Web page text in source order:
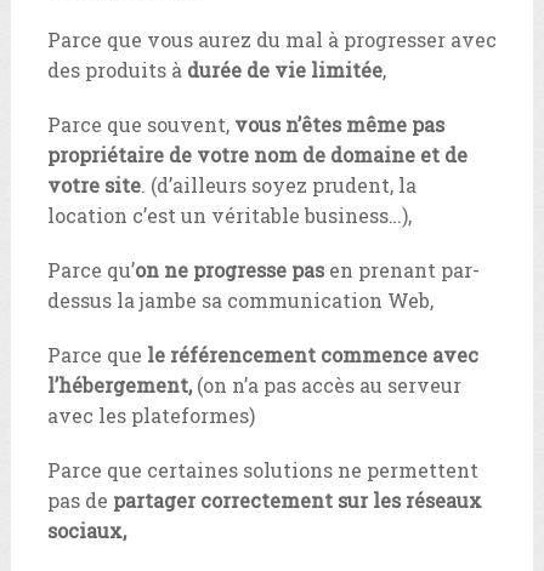
Parce que vous aurez du mal à progresser avec
des produits àdurée de vie limitée,
Parce que souvent,vous n’êtes même pas
propriétaire de votre nom de domaine et de
votre site. (d’ailleurs soyez prudent, la
location c’est un véritable business…),
Parce qu’on ne progresse pasen prenant par-
dessus la jambe sa communication Web,
Parce que le référencement commence avec
l’hébergement,(on n’a pas accès au serveur
avec les plateformes)
Parce que certaines solutions ne permettent
pas de partager correctement sur les réseaux
sociaux,